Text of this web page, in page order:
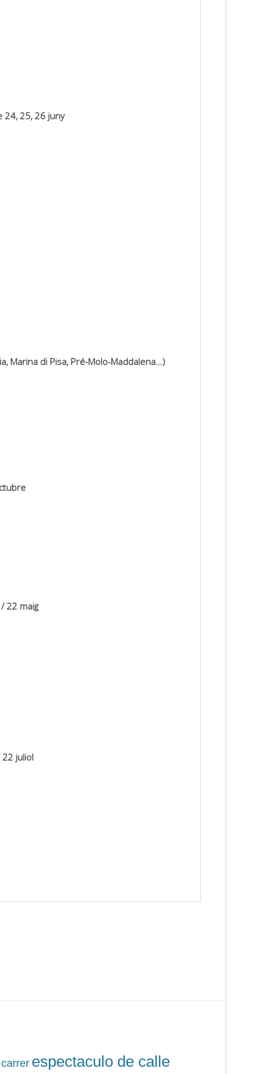
24, 25, 26 juny
Marina di Pisa, Pré-Molo-Maddalena…)
22 maig
22 juliol
espectaculo de calle